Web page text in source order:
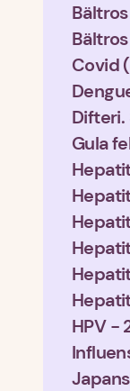
Covid
Gula
HPV -